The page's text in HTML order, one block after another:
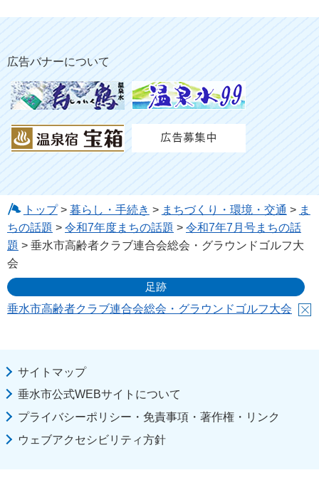
広告バナーについて
トップ> 暮らし・手続き > まちづくり・環境・交通 > ま
ちの話題 > 令和7年度まちの話題 > 令和7年7月号まちの話
題 > 垂水市高齢者クラブ連合会総会・グラウンドゴルフ大
会
足跡
垂水市高齢者クラブ連合会総会・グラウンドゴルフ大会
サイトマップ
垂水市公式WEBサイトについて
プライバシーポリシー・免責事項・著作権・リンク
ウェブアクセシビリティ方針